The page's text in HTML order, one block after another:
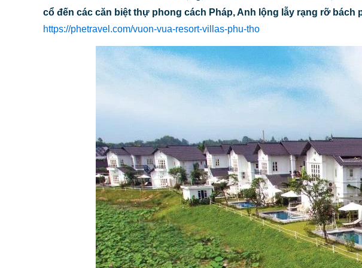
cổ đến các căn biệt thự phong cách Pháp, Anh lộng lẫy rạng rỡ bách
https://phetravel.com/vuon-vua-resort-villas-phu-tho